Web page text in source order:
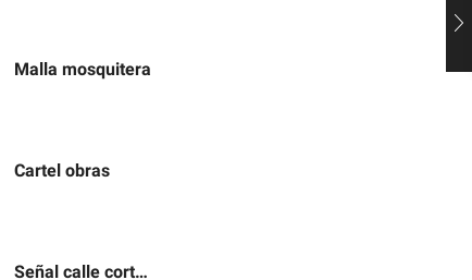
Malla mosquitera
Cartel obras
Señal calle cortada por obras